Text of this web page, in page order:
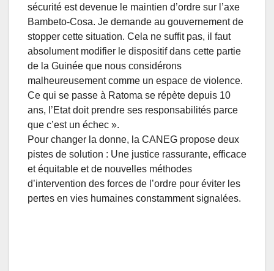
sécurité est devenue le maintien d’ordre sur l’axe
Bambeto-Cosa. Je demande au gouvernement de
stopper cette situation. Cela ne suffit pas, il faut
absolument modifier le dispositif dans cette partie
de la Guinée que nous considérons
malheureusement comme un espace de violence.
Ce qui se passe à Ratoma se répète depuis 10
ans, l’Etat doit prendre ses responsabilités parce
que c’est un échec ».
Pour changer la donne, la CANEG propose deux
pistes de solution : Une justice rassurante, efficace
et équitable et de nouvelles méthodes
d’intervention des forces de l’ordre pour éviter les
pertes en vies humaines constamment signalées.